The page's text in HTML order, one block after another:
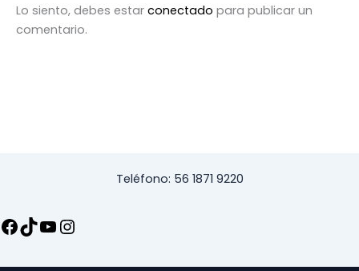
Lo siento, debes estar conectado para publicar un
comentario.
Teléfono: 56 1871 9220